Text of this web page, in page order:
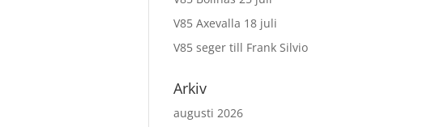
V85 Axevalla 18 juli
V85 seger till Frank Silvio
Arkiv
augusti 2026